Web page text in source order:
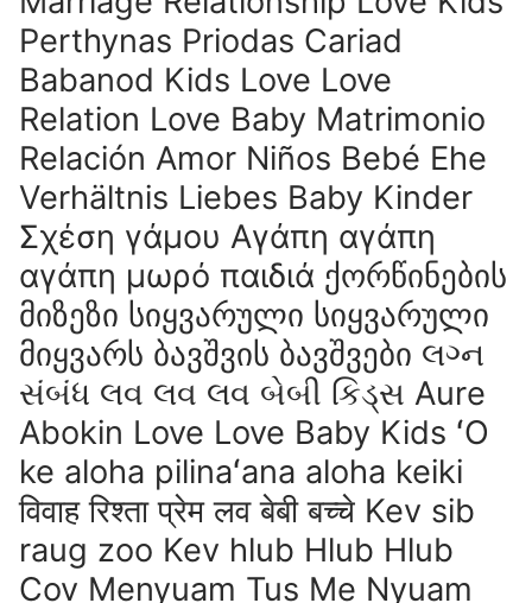
Perthynas Priodas Cariad
Babanod Kids Love Love
Relation Love Baby Matrimonio
Relación Amor Niños Bebé Ehe
Verhältnis Liebes Baby Kinder
Σχέση γάμου Αγάπη αγάπη
αγάπη μωρό παιδιά ქორწინების
მიზეზი სიყვარული სიყვარული
მიყვარს ბავშვის ბავშვები લગ્ન
સંબંધ લવ લવ લવ બેબી કિડ્સ Aure
Abokin Love Love Baby Kids ʻO
ke aloha pilinaʻana aloha keiki
विवाह रिश्ता प्रेम लव बेबी बच्चे Kev sib
raug zoo Kev hlub Hlub Hlub
Cov Menyuam Tus Me Nyuam